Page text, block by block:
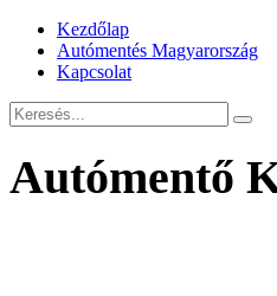
Kezdőlap
Autómentés Magyarország
Kapcsolat
Autómentő